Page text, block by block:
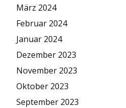
März 2024
Februar 2024
Januar 2024
Dezember 2023
November 2023
Oktober 2023
September 2023